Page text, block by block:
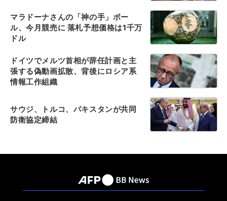
マラドーナさんの「神の手」ボー
ル、今月競売に 落札予想価格は1千万
ドル
ドイツでメルツ首相が辞任計画と主
張する偽動画拡散、背後にロシア系
情報工作組織
サウジ、トルコ、パキスタンが共同
防衛協定締結